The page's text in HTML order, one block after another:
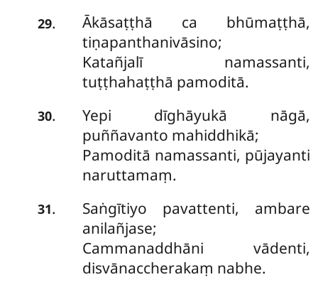
29.
Ākāsaṭṭhā ca bhūmaṭṭhā,
tiṇapanthanivāsino;
Katañjalī namassanti,
tuṭṭhahaṭṭhā pamoditā.
30. Yepi dīghāyukā nāgā,
puññavanto mahiddhikā;
Pamoditā namassanti, pūjayanti
naruttamaṃ.
31.
Saṅgītiyo pavattenti, ambare
anilañjase;
Cammanaddhāni vādenti,
disvānaccherakaṃ nabhe.